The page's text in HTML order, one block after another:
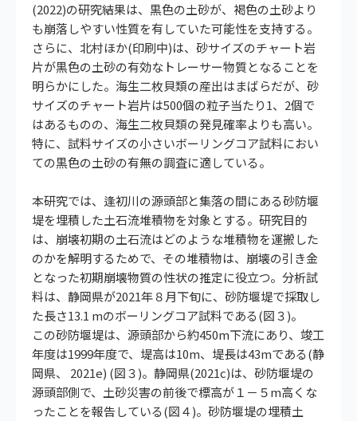
(2022)の研究結果は、黒色の土砂が、褐色の土砂より
も崩落しやすい性質を有していた可能性を支持する。
さらに、北村ほか(印刷中)は、砂サイズのチャート岩
片が黒色の土砂の有効なトレーサー物質となることを
明らかにした。海生二枚貝類の産出はまばらだが、砂
サイズのチャート岩片は500個の粒子当たり1、2個で
はあるものの、海生二枚貝類の発見確率よりも高い。
特に、試料サイズの小さいボーリングコア試料におい
ての黒色の土砂の有無の調査に適している。
本研究では、逢初川の源頭部と集落の間にある砂防堰
堤を埋積した土石流堆積物を対象とする。研究目的
は、崩壊初期の土石流はどのような堆積物を運搬した
のかを解明するためで、その堆積物は、崩壊の引き金
となった初期崩壊物質の性状の推定に役立つ。分析試
料は、静岡県が2021年８月下旬に、砂防堰堤で採取し
た長さ13.1 mのボーリングコア試料である(図３)。
この砂防堰堤は、源頭部から約450m下流にあり、竣工
年度は1999年度で、堤高は10m、堤長は43mである(静
岡県、 2021e) (図３)。静岡県(2021c)は、砂防堰堤の
源頭部側で、土砂災害の前後で標高が１－５m高くな
ったことを報告している(図４)。砂防堰堤の埋積土